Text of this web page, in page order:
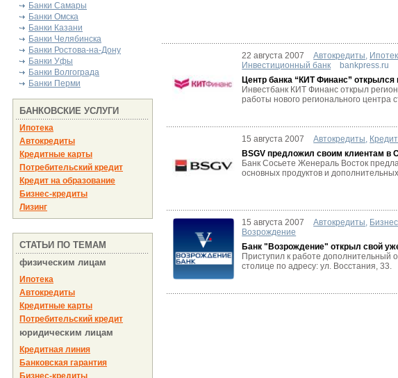
Банки Самары
Банки Омска
Банки Казани
Банки Челябинска
Банки Ростова-на-Дону
Банки Уфы
Банки Волгограда
Банки Перми
БАНКОВСКИЕ УСЛУГИ
Ипотека
Автокредиты
Кредитные карты
Потребительский кредит
Кредит на образование
Бизнес-кредиты
Лизинг
СТАТЬИ ПО ТЕМАМ
физическим лицам
Ипотека
Автокредиты
Кредитные карты
Потребительский кредит
юридическим лицам
Кредитная линия
Банковская гарантия
Бизнес-кредиты
22 августа 2007 Автокредиты,
Инвестиционный банк
bankpress.ru
Центр банка “КИТ Финанс” открылся
Инвестбанк КИТ Финанс открыл
работы нового регионального центра
15 августа 2007 Автокредиты,
BSGV предложил своим клиентам в
Банк Сосьете Женераль Восток
основных продуктов и
15 августа 2007 Автокредиты,
Возрождение
Банк "Возрождение" открыл свой
Приступил к работе дополнительный
столице по адресу: ул. Восстания, 33.